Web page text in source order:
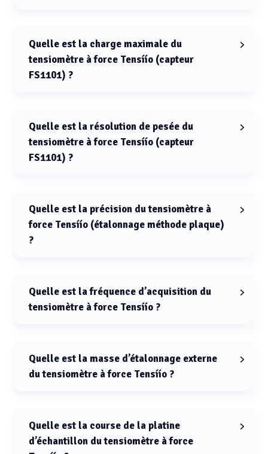
Quelle est la charge maximale du
tensiomètre à force Tensíío (capteur
FS1101) ?
Quelle est la résolution de pesée du
tensiomètre à force Tensíío (capteur
FS1101) ?
Quelle est la précision du tensiomètre à
force Tensíío (étalonnage méthode plaque)
?
Quelle est la fréquence d’acquisition du
tensiomètre à force Tensíío ?
Quelle est la masse d’étalonnage externe
du tensiomètre à force Tensíío ?
Quelle est la course de la platine
d’échantillon du tensiomètre à force